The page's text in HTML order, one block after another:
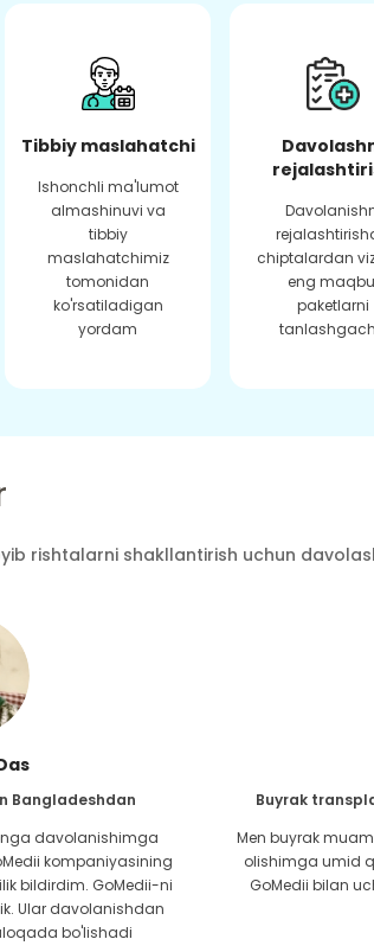
Tibbiy maslahatchi
Ishonchli ma'lumot
almashinuvi va
tibbiy
maslahatchimiz
tomonidan
ko'rsatiladigan
yordam
chiptalardan
eng
paketlarni
rishtalarni shakllantirish uchun
Bangladeshdan
davolanishimga
kompaniyasining
bildirdim. GoMedii-ni
Ular davolanishdan
bo'lishadi
Buyrak
Men buyrak
olishimga umid
GoMedii bilan